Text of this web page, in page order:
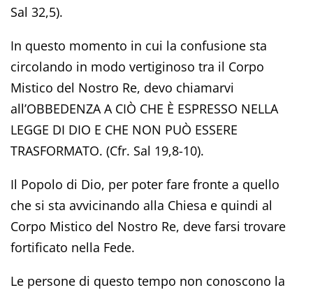
Sal 32,5).
In questo momento in cui la confusione sta
circolando in modo vertiginoso tra il Corpo
Mistico del Nostro Re, devo chiamarvi
all’OBBEDENZA A CIÒ CHE È ESPRESSO NELLA
LEGGE DI DIO E CHE NON PUÒ ESSERE
TRASFORMATO. (Cfr. Sal 19,8-10).
Il Popolo di Dio, per poter fare fronte a quello
che si sta avvicinando alla Chiesa e quindi al
Corpo Mistico del Nostro Re, deve farsi trovare
fortificato nella Fede.
Le persone di questo tempo non conoscono la